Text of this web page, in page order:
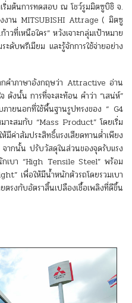
ริ่มต้นการทดสอบ ณ โชว์รูมมิตซูบิชิ จ.
งงาน MITSUBISHI Attrage ( มิตซู
ที่เหนือใคร” หวังเจาะกลุ่มเป้าหมาย
ดับพรีเมียม และรู้จักการใช้จ่ายอย่าง
คำภาษาอังกฤษว่า Attractive อ่าน
ดังนั้น การที่จะสะท้อน คำว่า “เสน่ห์”
ายนอกที่ใช้พื้นฐานรูปทรงของ “ G4
าะสมกับ “Mass Product” โดยเริ่ม
าสัมประสิทธิ์แรงเสียดทานต่ำเพียง
ากนั้น ปรับวัสดุในส่วนของจุดรับแรง
กเบา “High Tensile Steel” พร้อม
เพื่อให้มีน้ำหนักตัวรถโดยรวมเบา
งกับอัตราสิ้นเปลืองเชื้อเพลิงที่ดีขึ้น